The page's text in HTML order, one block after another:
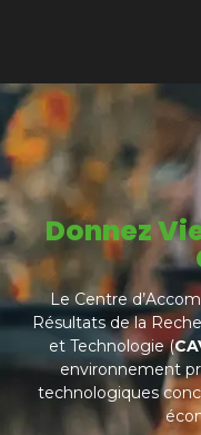
Donnez
Le Centre
Résultats de la
et Technologie (
environnement
technologiques